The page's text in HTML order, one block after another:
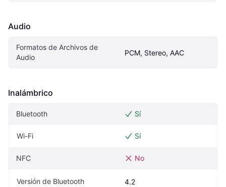
Audio
Formatos de Archivos de
Audio
PCM, Stereo, AAC
Inalámbrico
Bluetooth Sí
Wi-Fi Sí
NFC No
Versión de Bluetooth 4.2